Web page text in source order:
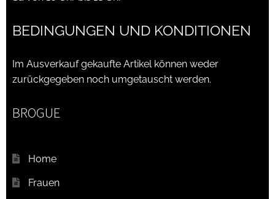
BEDINGUNGEN UND KONDITIONEN
Im Ausverkauf gekaufte Artikel können weder
zurückgegeben noch umgetauscht werden.
BROGUE
Home
Frauen